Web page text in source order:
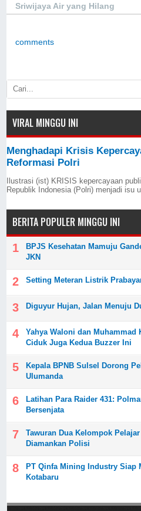
Sriwijaya Air yang Hilang
comments
VIRAL MINGGU INI
Menghadapi Krisis
Reformasi Polri
Ilustrasi (ist) KRISIS kepercayaan
Republik Indonesia (Polri) menjadi isu
BERITA POPULER MINGGU INI
BPJS Kesehatan Mamuju
JKN
Setting Meteran Listrik
Diguyur Hujan, Jalan Menuju
Yahya Waloni dan Muhammad
Ciduk Juga Kedua Buzzer Ini
Kepala BPNB Sulsel Dorong
Ulumanda
Latihan Para Raider 431:
Bersenjata
Tawuran Dua Kelompok
Diamankan Polisi
PT Qinfa Mining Industry Siap
Kotabaru